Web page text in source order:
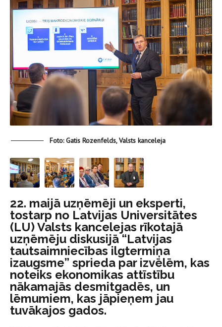
Foto: Gatis Rozenfelds, Valsts kanceleja
22. maijā uzņēmēji un eksperti,
tostarp no Latvijas Universitātes
(LU) Valsts kancelejas rīkotajā
uzņēmēju diskusijā “Latvijas
tautsaimniecības ilgtermiņa
izaugsme” sprieda par izvēlēm, kas
noteiks ekonomikas attīstību
nākamajās desmitgadēs, un
lēmumiem, kas jāpieņem jau
tuvākajos gados.